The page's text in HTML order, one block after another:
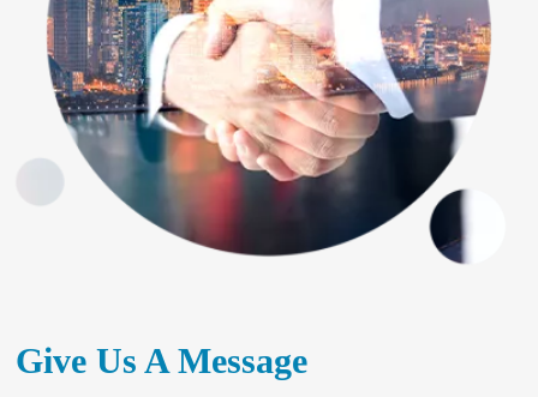
Give Us A Message